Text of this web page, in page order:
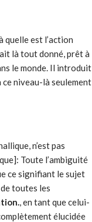
quelle est l’action
là tout donné, prêt à
le monde. Il introduit
ce niveau-là seulement
n’est pas
Toute l’ambiguité
ce signifiant le sujet
toutes les
, en tant que celui-
élucidée